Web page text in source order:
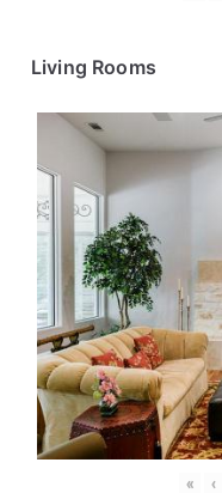
Living Rooms
« ‹